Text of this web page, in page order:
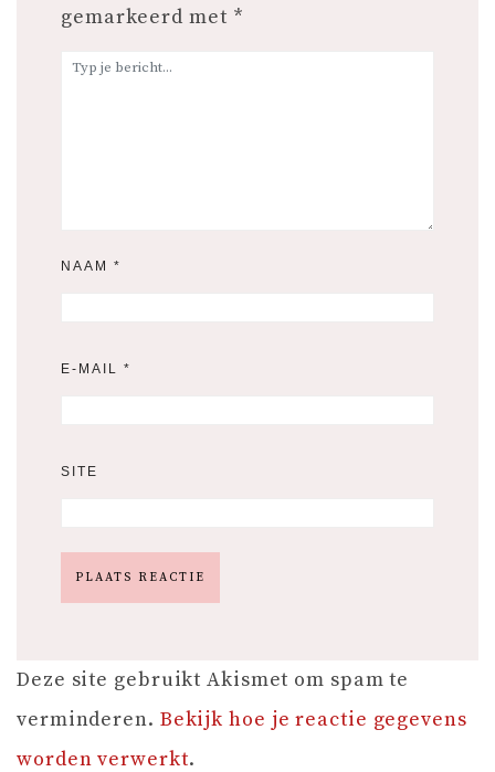
gemarkeerd met *
NAAM *
E-MAIL *
SITE
Deze site gebruikt Akismet om spam te
verminderen. Bekijk hoe je reactie gegevens
worden verwerkt.